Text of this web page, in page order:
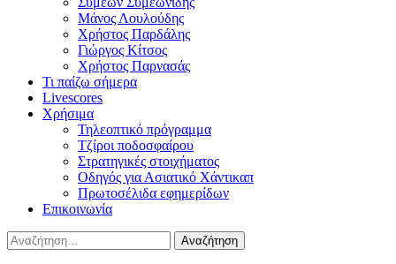
Μάνος Λουλούδης
Χρήστος Παρδάλης
Γιώργος Κίτσος
Χρήστος Παρνασάς
Τι παίζω σήμερα
Livescores
Χρήσιμα
Τηλεοπτικό πρόγραμμα
Τζίροι ποδοσφαίρου
Στρατηγικές στοιχήματος
Οδηγός για Ασιατικό Χάντικαπ
Πρωτοσέλιδα εφημερίδων
Επικοινωνία
Αναζήτηση
για: